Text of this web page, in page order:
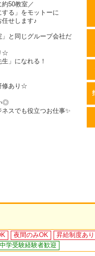
50教室／
する」をモットーに
せします♪
と同じグループ会社だ
☆
」になれる！
修あり☆
◎
スでも役立つお仕事✨
夜間のみOK
昇給制度あり
中学受験経験者歓迎